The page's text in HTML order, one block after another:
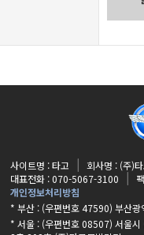
사이트명 : 타고 회사명 : (주)
대표전화 : 070-5067-3100
개인정보처리방침
* 부산 : (우편번호 47590) 부산
* 서울 : (우편번호 08507) 서울